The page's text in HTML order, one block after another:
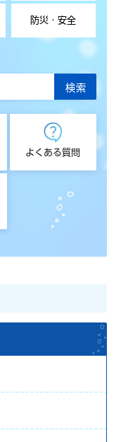
防災・安全
よくある質問